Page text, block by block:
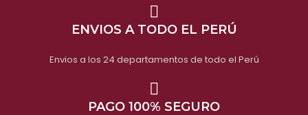
ENVIOS A TODO EL PERÚ
Envios a los 24 departamentos de todo el Perú
PAGO 100% SEGURO